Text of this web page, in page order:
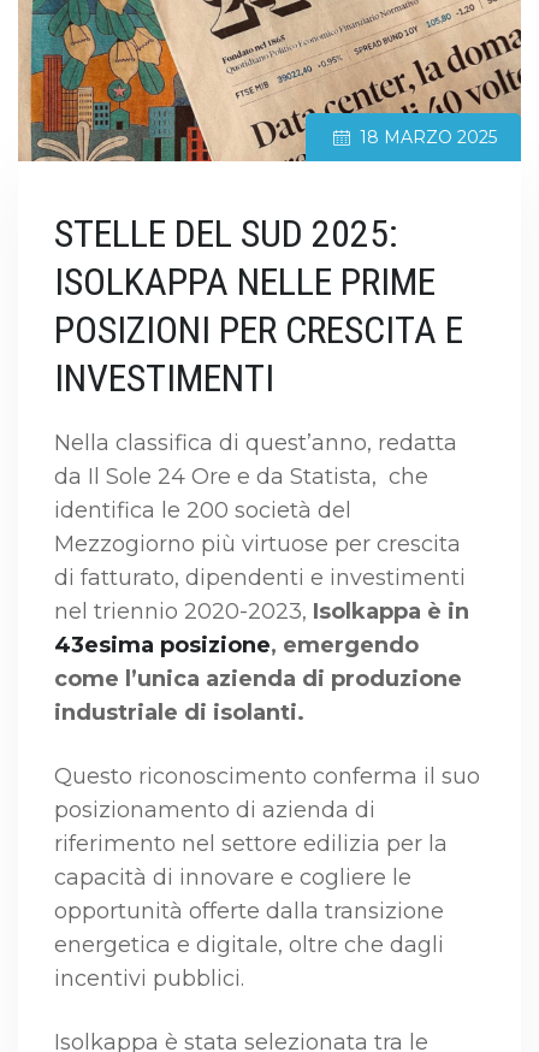
18 MARZO 2025
STELLE DEL SUD 2025:
ISOLKAPPA NELLE PRIME
POSIZIONI PER CRESCITA E
INVESTIMENTI
Nella classifica di quest’anno, redatta
da Il Sole 24 Ore e da Statista, che
identifica le 200 società del
Mezzogiorno più virtuose per crescita
di fatturato, dipendenti e investimenti
nel triennio 2020-2023, Isolkappa è in
43esima posizione, emergendo
come l’unica azienda di produzione
industriale di isolanti.
Questo riconoscimento conferma il suo
posizionamento di azienda di
riferimento nel settore edilizia per la
capacità di innovare e cogliere le
opportunità offerte dalla transizione
energetica e digitale, oltre che dagli
incentivi pubblici.
Isolkappa è stata selezionata tra le